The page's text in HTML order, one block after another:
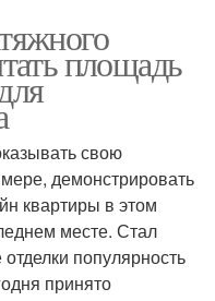
площадь
свою
демонстрировать
квартиры в этом
месте. Стал
популярность
принято